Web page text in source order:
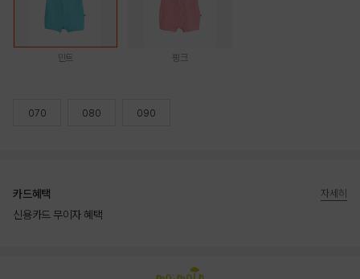
민트 핑크
070 080 090
카드혜택
신용카드 무이자 혜택
자세히